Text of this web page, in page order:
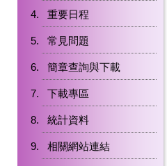
重要日程
常見問題
簡章查詢與下載
下載專區
統計資料
相關網站連結